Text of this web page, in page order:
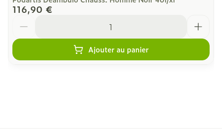
116,90 €
Ajouter au panier